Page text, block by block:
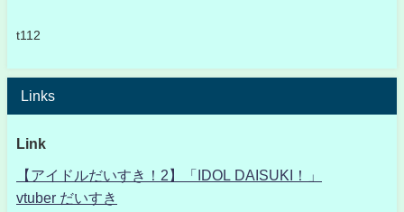
t112
Links
Link
【アイドルだいすき！2】「IDOL DAISUKI！」
vtuber だいすき